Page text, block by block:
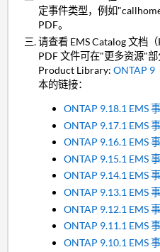
定事件类型，例如
PDF。
请查看 EMS Catalog 文档
PDF 文件可在"更多资源"
Product Library:ONTAP 9
本的链接：
ONTAP 9.18.1 EMS
ONTAP 9.17.1 EMS
ONTAP 9.16.1 EMS
ONTAP 9.15.1 EMS
ONTAP 9.14.1 EMS
ONTAP 9.13.1 EMS
ONTAP 9.12.1 EMS
ONTAP 9.11.1 EMS
ONTAP 9.10.1 EMS